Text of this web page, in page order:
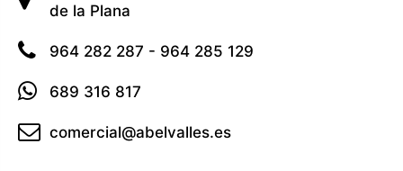
de la Plana
964 282 287 - 964 285 129
689 316 817
comercial@abelvalles.es